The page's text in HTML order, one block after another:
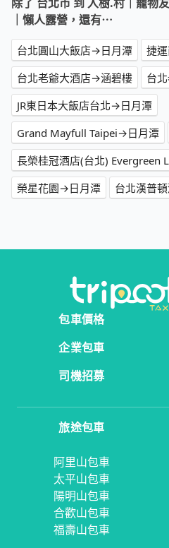
｜懶人露營，還有⋯
台北圓山大飯店→日月潭
捷
台北老爺大酒店→涵碧樓
台
JR東日本大飯店台北→日月潭
Grand Mayfull Taipei→日月潭
榮星花園→日月潭
台北漢普
包車價格
企業包車
司機招募
旅途包車
阿里山包車
太平山包車
陽明山包車
合歡山包車
福壽山包車